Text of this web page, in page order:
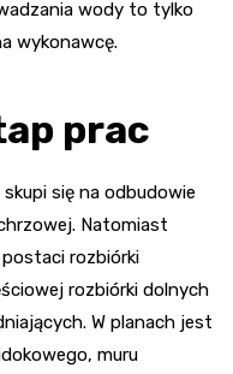
wody to tylko
wykonawcę.
prac
się na odbudowie
Natomiast
postaci rozbiórki
rozbiórki dolnych
W planach jest
muru